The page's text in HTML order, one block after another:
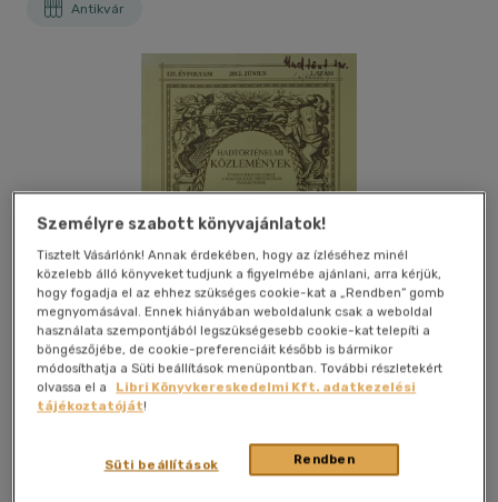
Antikvár
Személyre szabott könyvajánlatok!
Tisztelt Vásárlónk! Annak érdekében, hogy az ízléséhez minél
közelebb álló könyveket tudjunk a figyelmébe ajánlani, arra kérjük,
hogy fogadja el az ehhez szükséges cookie-kat a „Rendben” gomb
megnyomásával. Ennek hiányában weboldalunk csak a weboldal
használata szempontjából legszükségesebb cookie-kat telepíti a
böngészőjébe, de cookie-preferenciáit később is bármikor
módosíthatja a Süti beállítások menüpontban. További részletekért
olvassa el a
Libri Könyvkereskedelmi Kft. adatkezelési
tájékoztatóját!
Rendben
Süti beállítások